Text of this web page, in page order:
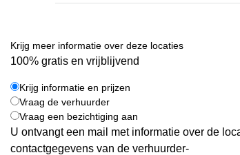
Krijg meer informatie over deze locaties
100% gratis en vrijblijvend
Krijg informatie en prijzen
Vraag de verhuurder
Vraag een bezichtiging aan
U ontvangt een mail met informatie over de
contactgegevens van de verhuurder-